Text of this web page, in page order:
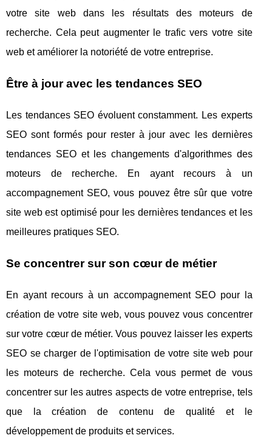
votre site web dans les résultats des moteurs de
recherche. Cela peut augmenter le trafic vers votre site
web et améliorer la notoriété de votre entreprise.
Être à jour avec les tendances SEO
Les tendances SEO évoluent constamment. Les experts
SEO sont formés pour rester à jour avec les dernières
tendances SEO et les changements d'algorithmes des
moteurs de recherche. En ayant recours à un
accompagnement SEO, vous pouvez être sûr que votre
site web est optimisé pour les dernières tendances et les
meilleures pratiques SEO.
Se concentrer sur son cœur de métier
En ayant recours à un accompagnement SEO pour la
création de votre site web, vous pouvez vous concentrer
sur votre cœur de métier. Vous pouvez laisser les experts
SEO se charger de l'optimisation de votre site web pour
les moteurs de recherche. Cela vous permet de vous
concentrer sur les autres aspects de votre entreprise, tels
que la création de contenu de qualité et le
développement de produits et services.